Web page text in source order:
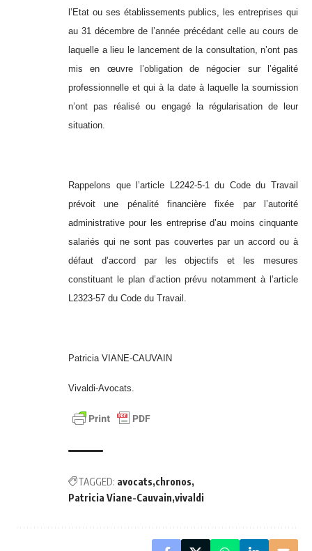
l’Etat ou ses établissements publics, les entreprises qui
au 31 décembre de l’année précédant celle au cours de
laquelle a lieu le lancement de la consultation, n’ont pas
mis en œuvre l’obligation de négocier sur l’égalité
professionnelle et qui à la date à laquelle la soumission
n’ont pas réalisé ou engagé la régularisation de leur
situation.
Rappelons que l’article L2242-5-1 du Code du Travail
prévoit une pénalité financière fixée par l’autorité
administrative pour les entreprise d’au moins cinquante
salariés qui ne sont pas couvertes par un accord ou à
défaut d’accord par les objectifs et les mesures
constituant le plan d’action prévu notamment à l’article
L2323-57 du Code du Travail.
Patricia VIANE-CAUVAIN
Vivaldi-Avocats.
TAGGED: avocats chronos
Patricia Viane-Cauvain vivaldi